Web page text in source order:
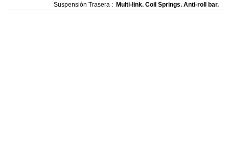
Suspensión Trasera : Multi-link. Coil Springs. Anti-roll bar.